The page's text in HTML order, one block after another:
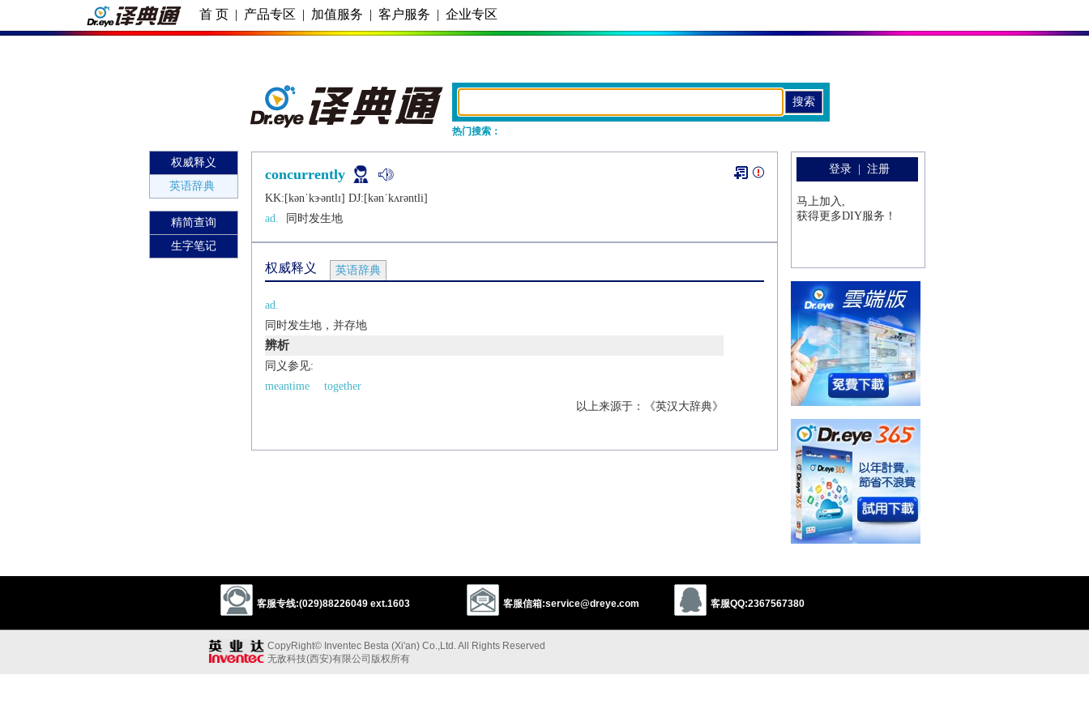
首 页 | 产品专区 | 加值服务 | 客户服务 | 企业专区
热门搜索：
权威释义
英语辞典
精简查询
生字笔记
concurrently
KK:[kǝnˈkɝǝntlɪ] DJ:[kǝnˈkʌrǝntli]
ad.
同时发生地
权威释义 英语辞典
ad.
同时发生地，并存地
辨析
同义参见:
meantime
together
以上来源于：《英汉大辞典》
客服专线:(029)88226049 ext.1603 客服信箱:service@dreye.com 客服QQ:2367567380
CopyRight© Inventec Besta (Xi'an) Co.,Ltd. All Rights Reserved
无敌科技(西安)有限公司版权所有